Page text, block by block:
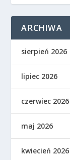
ARCHIWA
sierpień 2026
lipiec 2026
czerwiec 2026
maj 2026
kwiecień 2026